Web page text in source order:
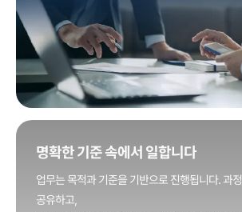
명확한 기준 속에서 일합니다
업무는 목적과 기준을 기반으로 진행됩니다. 과
공유하고,